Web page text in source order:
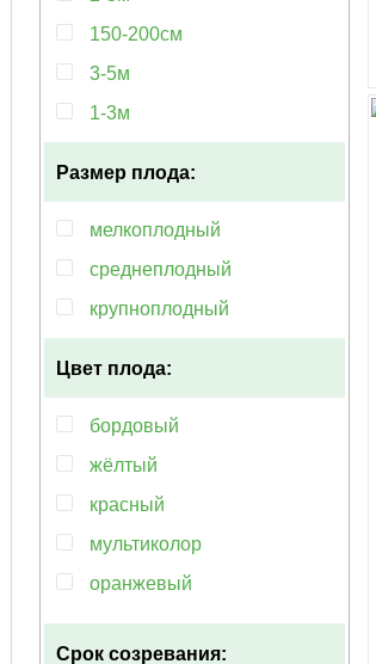
150-200см
3-5м
1-3м
Размер плода:
мелкоплодный
среднеплодный
крупноплодный
Цвет плода:
бордовый
жёлтый
красный
мультиколор
оранжевый
розовый
Срок созревания: